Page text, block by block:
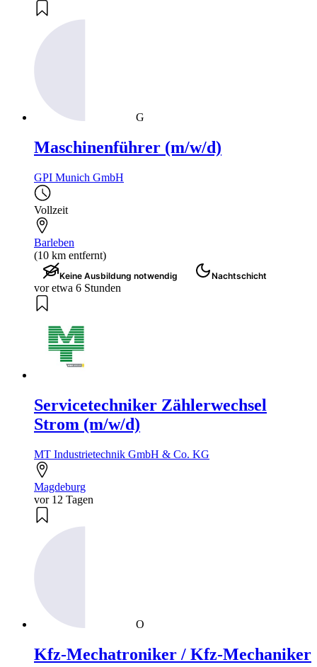
G
Maschinenführer (m/w/d)
GPI Munich GmbH
Vollzeit
Barleben
(10 km entfernt)
Keine Ausbildung notwendig Nachtschicht
vor etwa 6 Stunden
Servicetechniker Zählerwechsel
Strom (m/w/d)
MT Industrietechnik GmbH & Co. KG
Magdeburg
vor 12 Tagen
O
Kfz-Mechatroniker / Kfz-Mechaniker